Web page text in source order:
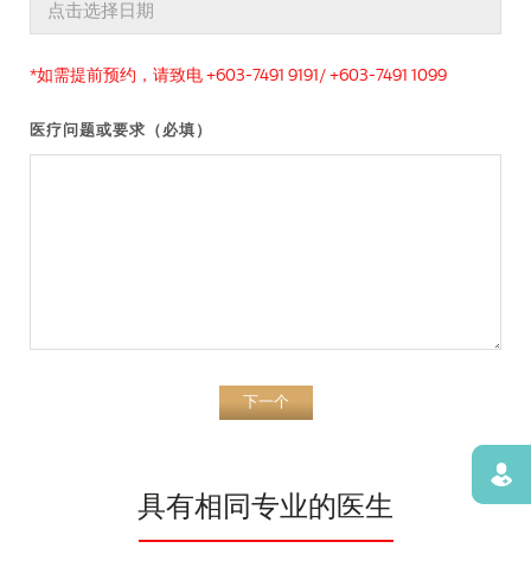
*如需提前预约，请致电 +603-7491 9191/ +603-7491 1099
医疗问题或要求（必填）
下一个
具有相同专业的医生
寻找